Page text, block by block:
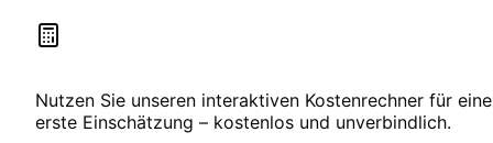
Kosten selbst berechnen
Nutzen Sie unseren interaktiven Kostenrechner für eine
erste Einschätzung – kostenlos und unverbindlich.